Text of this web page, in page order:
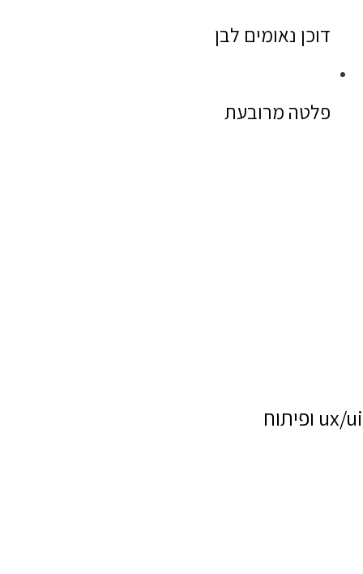
דוכן נאומים לבן
פלטה מרובעת
ux/ui ופיתוח